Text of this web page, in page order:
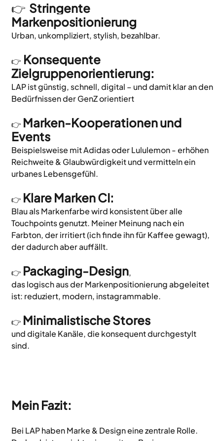
👉 Stringente
Markenpositionierung
Urban, unkompliziert, stylish, bezahlbar.
👉 Konsequente
Zielgruppenorientierung:
LAP ist günstig, schnell, digital – und damit klar an den
Bedürfnissen der GenZ orientiert
👉 Marken-Kooperationen und
Events
Beispielsweise mit Adidas oder Lululemon - erhöhen
Reichweite & Glaubwürdigkeit und vermitteln ein
urbanes Lebensgefühl.
👉 Klare Marken CI:
Blau als Markenfarbe wird konsistent über alle
Touchpoints genutzt. Meiner Meinung nach ein
Farbton, der irritiert (ich finde ihn für Kaffee gewagt),
der dadurch aber auffällt.
👉 Packaging-Design,
das logisch aus der Markenpositionierung abgeleitet
ist: reduziert, modern, instagrammable.
👉 Minimalistische Stores
und digitale Kanäle, die konsequent durchgestylt
sind.
Mein Fazit:
Bei LAP haben Marke & Design eine zentrale Rolle.